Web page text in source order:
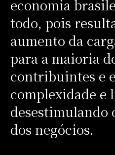
economia
todo, pois
aumento da
para a maioria
contribuintes e
complexidade e
desestimulando
dos negócios.